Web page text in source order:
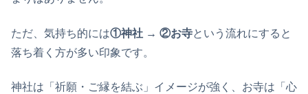
ただ、気持ち的には①神社 → ②お寺という流れにすると
落ち着く方が多い印象です。
神社は「祈願・ご縁を結ぶ」イメージが強く、お寺は「心